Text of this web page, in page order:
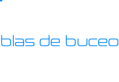
de buceo